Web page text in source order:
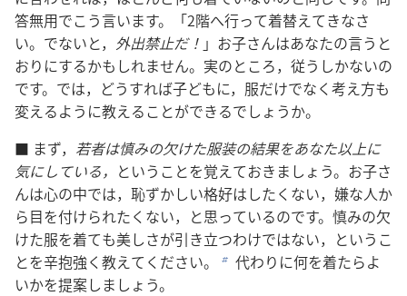
答無用でこう言います。「2階へ行って着替えてきなさ
い。でないと， 外出禁止だ！ 」お子さんはあなたの言うと
おりにするかもしれません。実のところ，従うしかないの
です。では，どうすれば子どもに，服だけでなく考え方も
変えるように教えることができるでしょうか。
■ まず， 若者は慎みの欠けた服装の結果をあなた以上に
気にしている， ということを覚えておきましょう。お子さ
んは心の中では，恥ずかしい格好はしたくない，嫌な人か
ら目を付けられたくない，と思っているのです。慎みの欠
けた服を着ても美しさが引き立つわけではない，というこ
とを辛抱強く教えてください。
b 代わりに何を着たらよ
いかを提案しましょう。